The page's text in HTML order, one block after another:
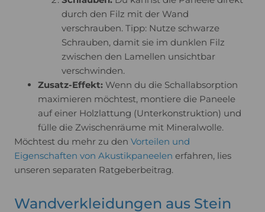
durch den Filz mit der Wand
verschrauben. Tipp: Nutze schwarze
Schrauben, damit sie im dunklen Filz
zwischen den Lamellen unsichtbar
verschwinden.
Zusatz-Effekt: Wenn du die Schallabsorption
maximieren möchtest, montiere die Paneele
auf einer Holzlattung (Unterkonstruktion) und
fülle die Zwischenräume mit Mineralwolle.
Möchtest du mehr zu den Vorteilen und
Eigenschaften von Akustikpaneelen erfahren, lies
unseren separaten Ratgeberbeitrag.
Wandverkleidungen aus Stein